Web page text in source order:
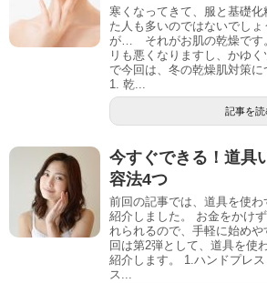
寒くなってきて、服と基礎
た人も多いのではないでし
が… それがお肌の乾燥です
リも悪くなりますし、かゆ
で今回は、冬の乾燥肌対策に
1. 乾...
記事を読
今すぐできる！道具
容法4つ
前回の記事では、道具を使
紹介しました。 お金をかけ
れられるので、手軽に始め
回は第2弾として、道具を使
紹介します。 1.ハンドプレス
ス...